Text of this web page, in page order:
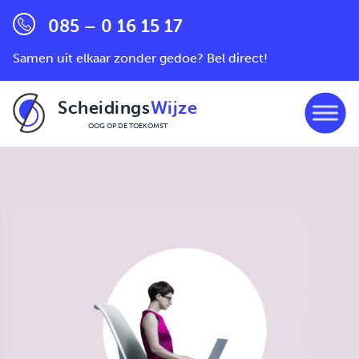
085 – 0 16 15 17
Samen uit elkaar zonder gedoe? Bel direct!
ScheidingsWijze
OOG OP DE TOEKOMST